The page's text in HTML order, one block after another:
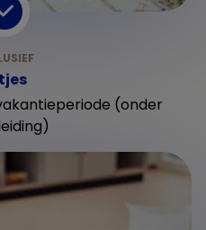
(onder